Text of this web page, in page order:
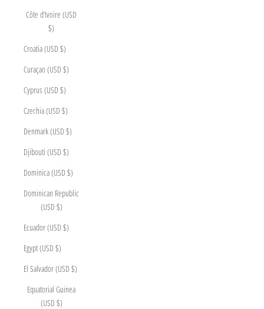
Côte d’Ivoire (USD
$)
Croatia (USD $)
Curaçao (USD $)
Cyprus (USD $)
Czechia (USD $)
Denmark (USD $)
Djibouti (USD $)
Dominica (USD $)
Dominican Republic
(USD $)
Ecuador (USD $)
Egypt (USD $)
El Salvador (USD $)
Equatorial Guinea
(USD $)